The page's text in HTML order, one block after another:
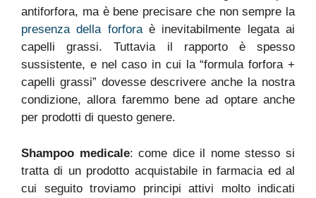
antiforfora, ma è bene precisare che non sempre la
presenza della forforaè inevitabilmente legata ai
capelli grassi. Tuttavia il rapporto è spesso
sussistente, e nel caso in cui la “formula forfora +
capelli grassi” dovesse descrivere anche la nostra
condizione, allora faremmo bene ad optare anche
per prodotti di questo genere.
Shampoo medicale: come dice il nome stesso si
tratta di un prodotto acquistabile in farmacia ed al
cui seguito troviamo principi attivi molto indicati